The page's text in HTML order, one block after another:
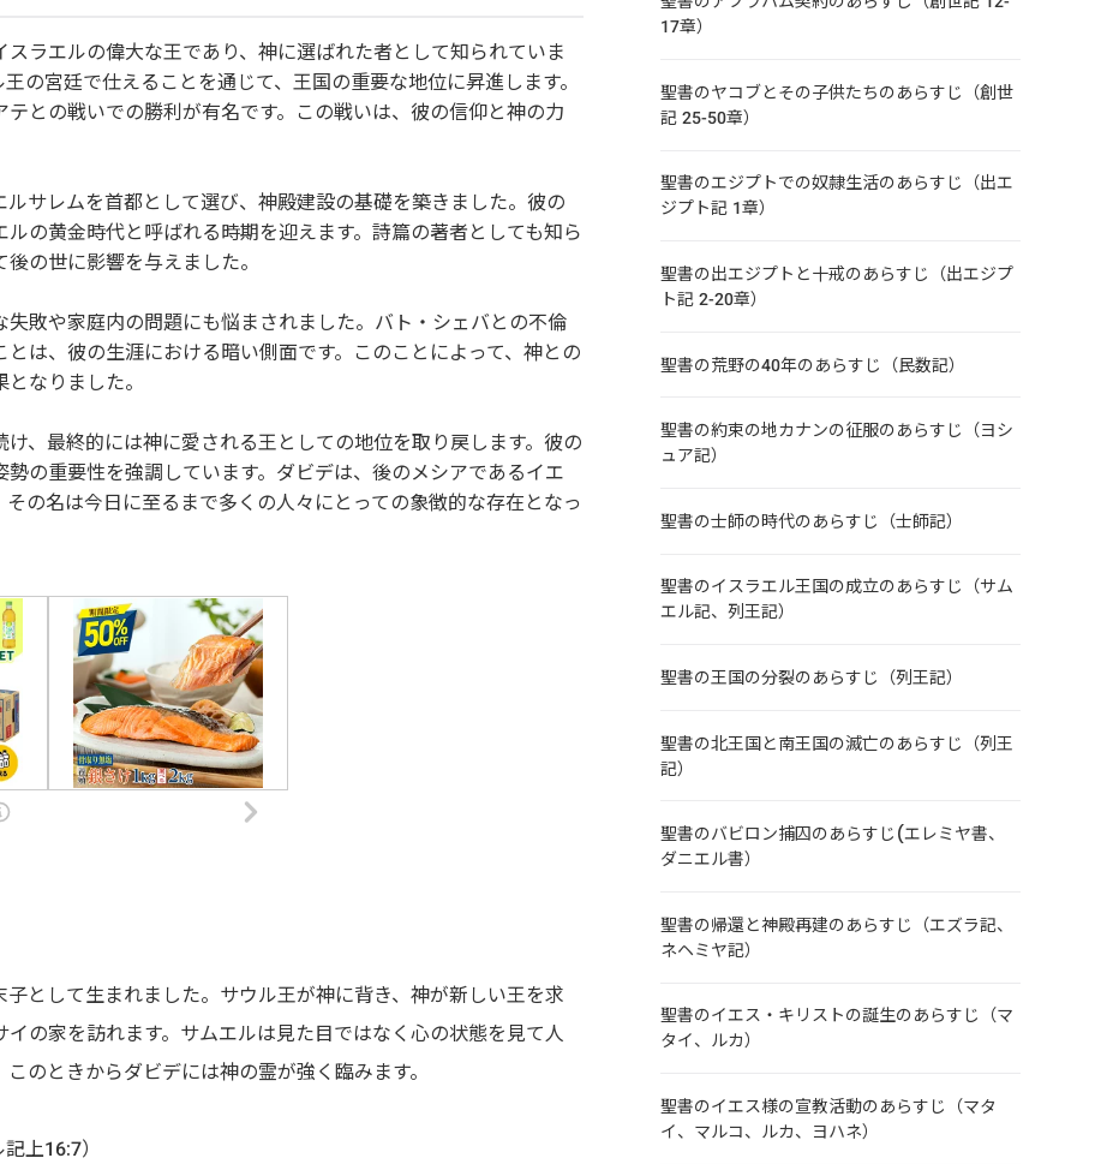
ラエルの偉大な王であり、神に選ばれた者として知られていま
の宮廷で仕えることを通じて、王国の重要な地位に昇進します。
との戦いでの勝利が有名です。この戦いは、彼の信仰と神の力
サレムを首都として選び、神殿建設の基礎を築きました。彼の
の黄金時代と呼ばれる時期を迎えます。詩篇の著者としても知ら
の世に影響を与えました。
敗や家庭内の問題にも悩まされました。バト・シェバとの不倫
は、彼の生涯における暗い側面です。このことによって、神との
なりました。
、最終的には神に愛される王としての地位を取り戻します。彼の
の重要性を強調しています。ダビデは、後のメシアであるイエ
の名は今日に至るまで多くの人々にとっての象徴的な存在となっ
として生まれました。サウル王が神に背き、神が新しい王を求
の家を訪れます。サムエルは見た目ではなく心の状態を見て人
のときからダビデには神の霊が強く臨みます。
上16:7）
17章）
聖書のヤコブとその子供たちのあらすじ（創世
記 25-50章）
聖書のエジプトでの奴隷生活のあらすじ（出エ
ジプト記 1章）
聖書の出エジプトと十戒のあらすじ（出エジプ
ト記 2-20章）
聖書の荒野の40年のあらすじ（民数記）
聖書の約束の地カナンの征服のあらすじ（ヨシ
ュア記）
聖書の士師の時代のあらすじ（士師記）
聖書のイスラエル王国の成立のあらすじ（サム
エル記、列王記）
聖書の王国の分裂のあらすじ（列王記）
聖書の北王国と南王国の滅亡のあらすじ（列王
記）
聖書のバビロン捕囚のあらすじ(エレミヤ書、
ダニエル書）
聖書の帰還と神殿再建のあらすじ（エズラ記、
ネヘミヤ記）
聖書のイエス・キリストの誕生のあらすじ（マ
タイ、ルカ）
聖書のイエス様の宣教活動のあらすじ（マタ
イ、マルコ、ルカ、ヨハネ）